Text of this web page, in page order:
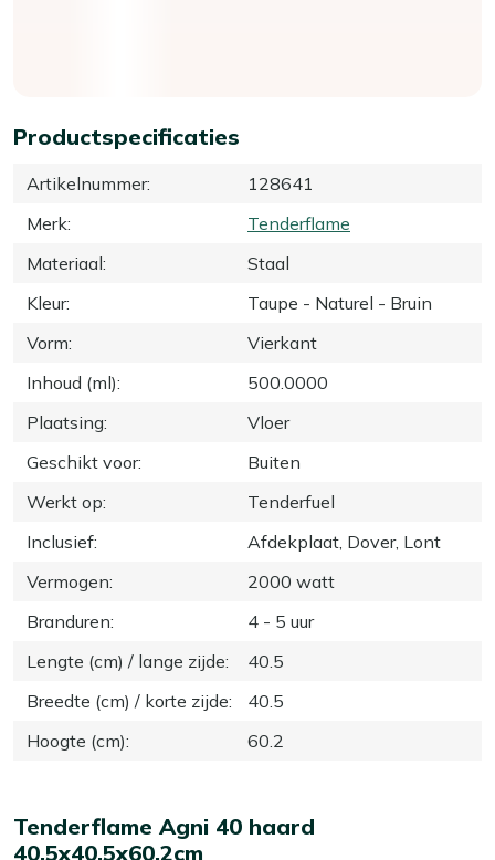
Productspecificaties
Artikelnummer:
128641
Merk:
Tenderflame
Materiaal:
Staal
Kleur:
Taupe - Naturel - Bruin
Vorm:
Vierkant
Inhoud (ml):
500.0000
Plaatsing:
Vloer
Geschikt voor:
Buiten
Werkt op:
Tenderfuel
Inclusief:
Afdekplaat, Dover, Lont
Vermogen:
2000 watt
Branduren:
4 - 5 uur
Lengte (cm) / lange zijde:
40.5
Breedte (cm) / korte zijde:
40.5
Hoogte (cm): 60.2
Tenderflame Agni 40 haard
40,5x40,5x60,2cm